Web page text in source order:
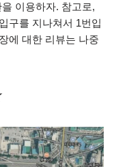
이용하자. 참고로,
구를 지나쳐서 1번입
에 대한 리뷰는 나중